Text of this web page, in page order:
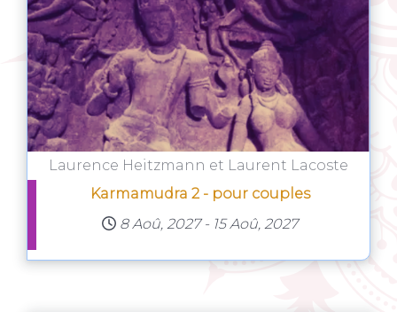
Laurence Heitzmann et Laurent Lacoste
Karmamudra 2 - pour couples
8 Aoû, 2027 - 15 Aoû, 2027